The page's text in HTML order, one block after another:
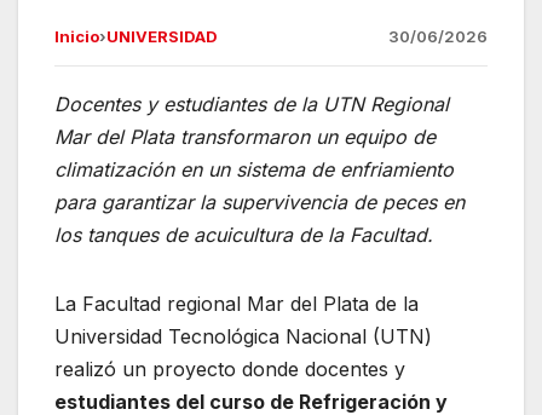
c
e
b
o
o
k
at
s
A
p
p
e
gr
a
m
ail
Inicio›UNIVERSIDAD 30/06/2026
Docentes y estudiantes de la UTN Regional
Mar del Plata transformaron un equipo de
climatización en un sistema de enfriamiento
para garantizar la supervivencia de peces en
los tanques de acuicultura de la Facultad.
La Facultad regional Mar del Plata de la
Universidad Tecnológica Nacional (UTN)
realizó un proyecto donde docentes y
estudiantes del curso de Refrigeración y